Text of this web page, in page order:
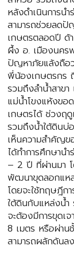
หลังดำเนินการ
สามารถช่วยลดปั
เกษตรตลอดปี
ผึ้ง อ. เมืองนค
ปัญหาภัยแล้งถือ
พี่น้องเกษตรกร
รวมถึงลำน้ำสาข
แม่น้ำโขงแห้งขอด
เกษตรได้ ช่วงฤ
รวมถึงน้ำใต้ดิน
เห็นความสำคัญข
ได้ทำการศึกษาน
– 2 ปี ที่ผ่านมา โ
พัฒนาขุดลอกแหล่
โดยจะใช้ทฤษฎีก
ใต้ดินกับแหล่งน้
จะต้องมีการขุดเ
8 เมตร หรือผ่าน
สามารถผลักดันล